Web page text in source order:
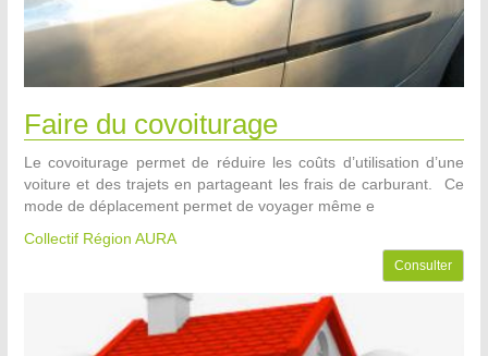
Faire du covoiturage
Le covoiturage permet de réduire les coûts d’utilisation d’une
voiture et des trajets en partageant les frais de carburant. Ce
mode de déplacement permet de voyager même e
Collectif Région AURA
Consulter